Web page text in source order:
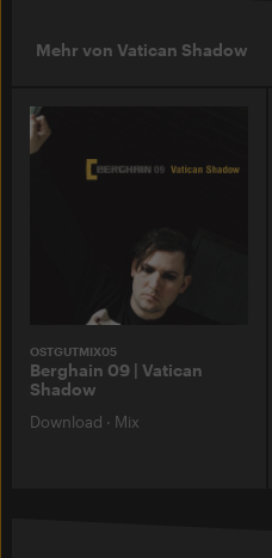
Mehr von Vatican Shadow
OSTGUTMIX05
Berghain 09 | Vatican
Shadow
Download · Mix